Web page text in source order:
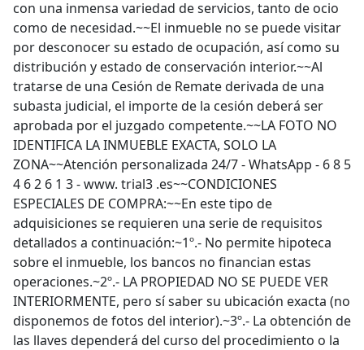
con una inmensa variedad de servicios, tanto de ocio
como de necesidad.~~El inmueble no se puede visitar
por desconocer su estado de ocupación, así como su
distribución y estado de conservación interior.~~Al
tratarse de una Cesión de Remate derivada de una
subasta judicial, el importe de la cesión deberá ser
aprobada por el juzgado competente.~~LA FOTO NO
IDENTIFICA LA INMUEBLE EXACTA, SOLO LA
ZONA~~Atención personalizada 24/7 - WhatsApp - 6 8 5
4 6 2 6 1 3 - www. trial3 .es~~CONDICIONES
ESPECIALES DE COMPRA:~~En este tipo de
adquisiciones se requieren una serie de requisitos
detallados a continuación:~1º.- No permite hipoteca
sobre el inmueble, los bancos no financian estas
operaciones.~2º.- LA PROPIEDAD NO SE PUEDE VER
INTERIORMENTE, pero sí saber su ubicación exacta (no
disponemos de fotos del interior).~3º.- La obtención de
las llaves dependerá del curso del procedimiento o la